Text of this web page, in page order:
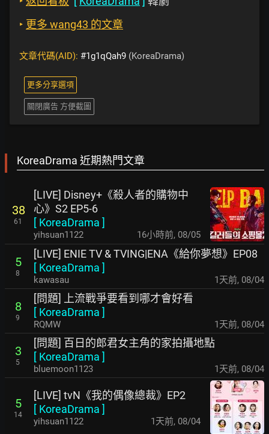
‣ 更多 wang43 的文章
文章代碼(AID): #1g1qQah9 (KoreaDrama)
更多分享選項
關閉廣告 方便截圖
KoreaDrama 近期熱門文章
38
61
[LIVE] Disney+《殺人者的購物中
心》S2 EP5-6
[ KoreaDrama ]
yihsuan1122 16小時前, 08/05
5
8
[LIVE] ENIE TV & TVING|ENA《給你夢想》EP08
[ KoreaDrama ]
kawasau 1天前, 08/04
8
9
[問題] 上流戰爭要看到哪才會好看
[ KoreaDrama ]
RQMW 1天前, 08/04
3
5
[問題] 百日的郎君女主角的家拍攝地點
[ KoreaDrama ]
bluemoon1123 1天前, 08/04
5
14
[LIVE] tvN《我的偶像總裁》EP2
[ KoreaDrama ]
yihsuan1122 1天前, 08/04